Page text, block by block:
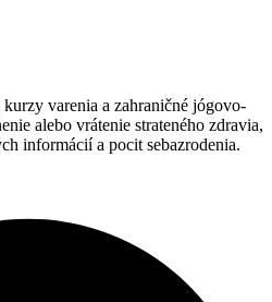
varenia a zahraničné jógovo-
alebo vrátenie strateného zdravia,
informácií a pocit sebazrodenia.